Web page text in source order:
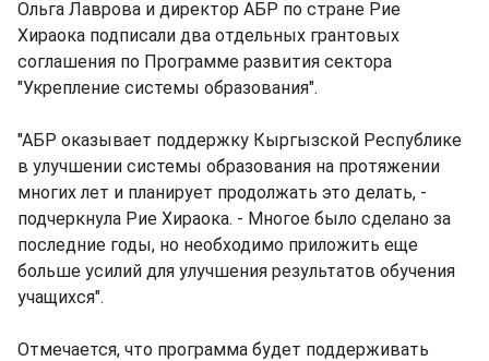
Ольга Лаврова и директор АБР по стране Рие
Хираока подписали два отдельных грантовых
соглашения по Программе развития сектора
"Укрепление системы образования".
"АБР оказывает поддержку Кыргызской Республике
в улучшении системы образования на протяжении
многих лет и планирует продолжать это делать, -
подчеркнула Рие Хираока. - Многое было сделано за
последние годы, но необходимо приложить еще
больше усилий для улучшения результатов обучения
учащихся".
Отмечается, что программа будет поддерживать